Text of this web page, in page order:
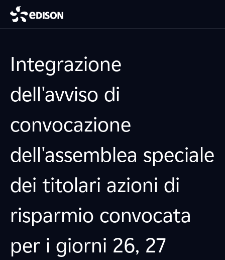
Integrazione
dell'avviso di
convocazione
dell'assemblea speciale
dei titolari azioni di
risparmio convocata
per i giorni 26, 27